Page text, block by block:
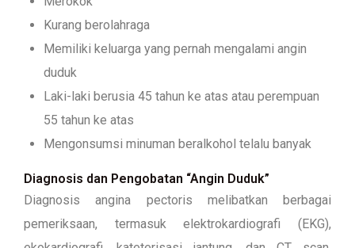
Kurang berolahraga
Memiliki keluarga yang pernah mengalami angin
duduk
Laki-laki berusia 45 tahun ke atas atau perempuan
55 tahun ke atas
Mengonsumsi minuman beralkohol telalu banyak
Diagnosis dan Pengobatan “Angin Duduk”
Diagnosis angina pectoris melibatkan berbagai
pemeriksaan, termasuk elektrokardiografi (EKG),